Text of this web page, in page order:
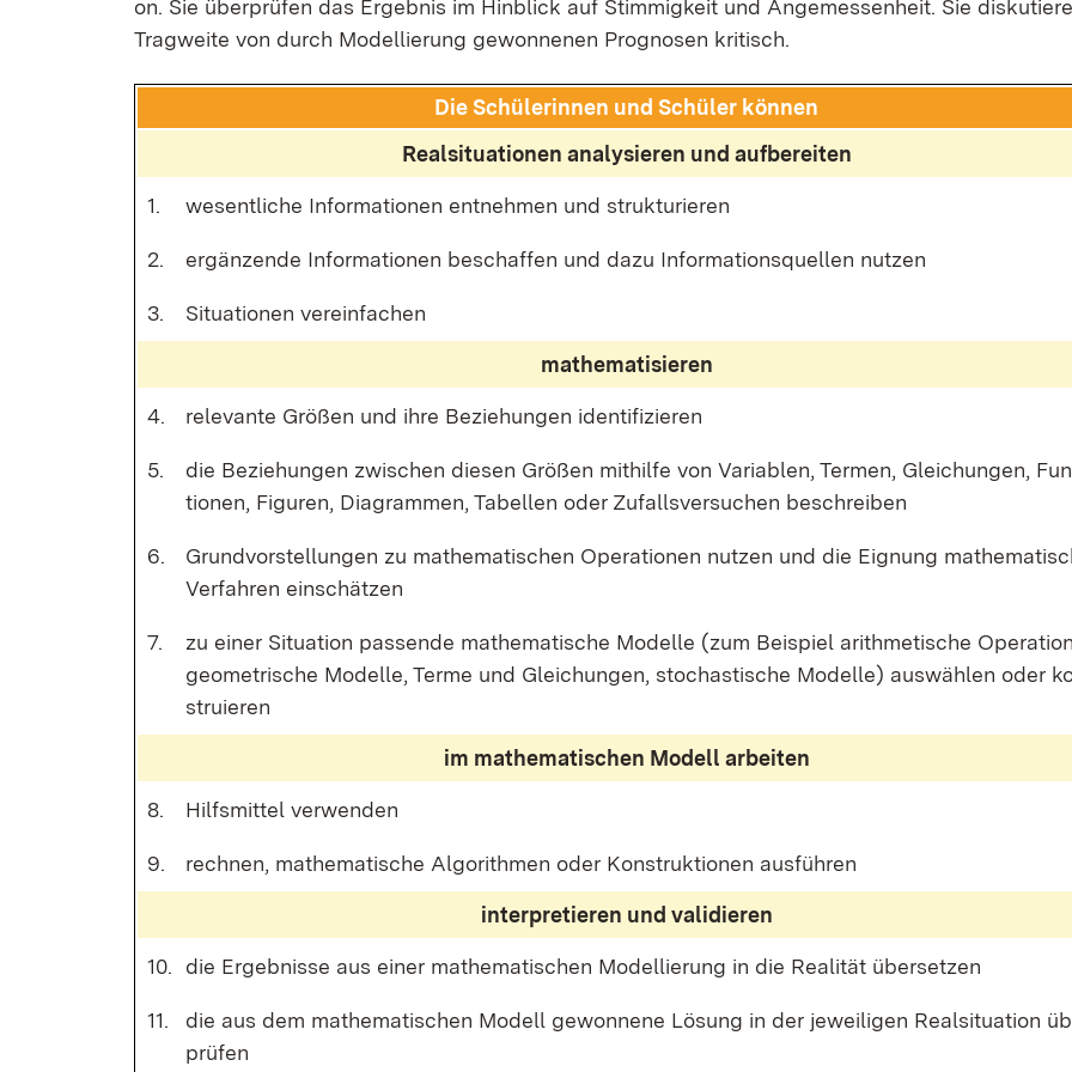
on. Sie über­prü­fen das Er­geb­nis im Hin­blick auf Stim­mig­keit und An­ge­mes­sen­heit. Sie
Trag­wei­te von durch Mo­del­lie­rung ge­won­ne­nen Pro­gno­sen kri­tisch.
Die Schü­le­rin­nen und Schü­ler kön­nen
Re­al­si­tua­tio­nen ana­ly­sie­ren und auf­be­rei­ten
1. we­sent­li­che In­for­ma­tio­nen ent­neh­men und struk­tu­rie­ren
2. er­gän­zen­de In­for­ma­tio­nen be­schaf­fen und da­zu In­for­ma­ti­ons­quel­len nut­zen
3. Si­tua­tio­nen ver­ein­fa­chen
ma­the­ma­ti­sie­ren
4. re­le­van­te Grö­ßen und ih­re Be­zie­hun­gen iden­ti­fi­zie­ren
5.
die Be­zie­hun­gen zwi­schen die­sen Grö­ßen mit­hil­fe von Va­ria­blen, Ter­men, Glei­chun­gen,
tio­nen, Fi­gu­ren, Dia­gram­men, Ta­bel­len oder Zu­falls­ver­su­chen be­schrei­ben
6.
Grund­vor­stel­lun­gen zu ma­the­ma­ti­schen Ope­ra­tio­nen nut­zen und die Eig­nung
Ver­fah­ren ein­schät­zen
7.
zu ei­ner Si­tua­ti­on pas­sen­de ma­the­ma­ti­sche Mo­del­le (zum Bei­spiel arith­me­ti­sche
geo­me­tri­sche Mo­del­le, Ter­me und Glei­chun­gen, sto­chas­ti­sche Mo­del­le) aus­wäh­len oder
stru­ie­ren
im ma­the­ma­ti­schen Mo­dell ar­bei­ten
8. Hilfs­mit­tel ver­wen­den
9. rech­nen, ma­the­ma­ti­sche Al­go­rith­men oder Kon­struk­tio­nen aus­füh­ren
in­ter­pre­tie­ren und va­li­die­ren
10. die Er­geb­nis­se aus ei­ner ma­the­ma­ti­schen Mo­del­lie­rung in die Rea­li­tät über­set­zen
11.
die aus dem ma­the­ma­ti­schen Mo­dell ge­won­ne­ne Lö­sung in der je­wei­li­gen Re­al­si­tua­ti­on
prü­fen